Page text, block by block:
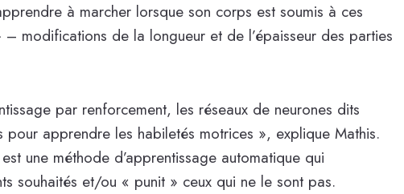
à marcher lorsque son corps est soumis à ces
modifications de la longueur et de l’épaisseur des parties
par renforcement, les réseaux de neurones dits
pour apprendre les habiletés motrices », explique Mathis.
une méthode d’apprentissage automatique qui
souhaités et/ou « punit » ceux qui ne le sont pas.